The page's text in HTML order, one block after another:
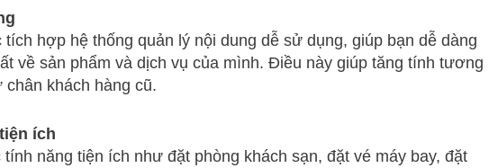
hợp hệ thống quản lý nội dung dễ sử dụng, giúp bạn dễ dàng
về sản phẩm và dịch vụ của mình. Điều này giúp tăng tính tương
khách hàng cũ.
ích
năng tiện ích như đặt phòng khách sạn, đặt vé máy bay, đặt